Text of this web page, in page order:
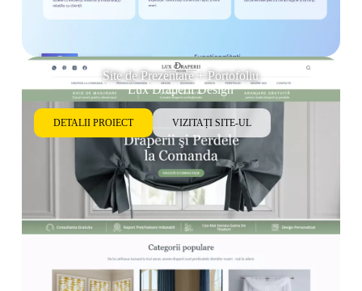
Site de Prezentare + Portofoliu
Lux Draperii Design
DETALII PROIECT VIZITAȚI SITE-UL